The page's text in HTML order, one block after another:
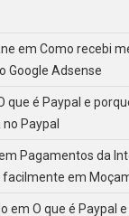
em Como recebi
Google Adsense
que é Paypal e
Paypal
Pagamentos da
em
em O que é Paypal